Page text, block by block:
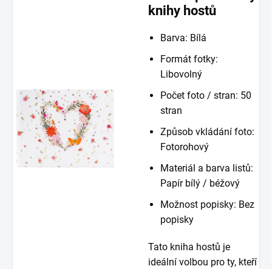
knihy hostů
Barva: Bílá
Formát fotky:
Libovolný
Počet foto / stran: 50
stran
Způsob vkládání foto:
Fotorohový
Materiál a barva listů:
Papír bílý / béžový
Možnost popisky: Bez
popisky
Tato kniha hostů je
ideální volbou pro ty, kteří